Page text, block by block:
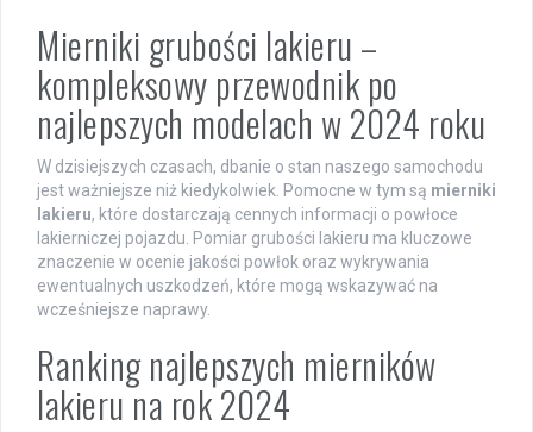
Mierniki grubości lakieru –
kompleksowy przewodnik po
najlepszych modelach w 2024 roku
W dzisiejszych czasach, dbanie o stan naszego samochodu
jest ważniejsze niż kiedykolwiek. Pomocne w tym są mierniki
lakieru, które dostarczają cennych informacji o powłoce
lakierniczej pojazdu. Pomiar grubości lakieru ma kluczowe
znaczenie w ocenie jakości powłok oraz wykrywania
ewentualnych uszkodzeń, które mogą wskazywać na
wcześniejsze naprawy.
Ranking najlepszych mierników
lakieru na rok 2024